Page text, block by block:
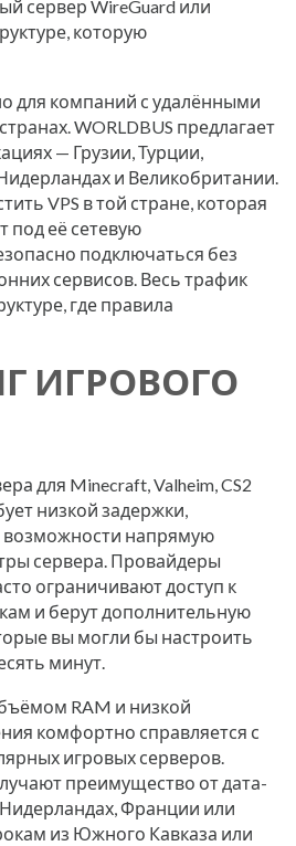
сервер WireGuard или
которую
для компаний с удалёнными
WORLDBUS предлагает
— Грузии, Турции,
и Великобритании.
VPS в той стране, которая
под её сетевую
подключаться без
сервисов. Весь трафик
где правила
ИГРОВОГО
для Minecraft, Valheim, CS2
низкой задержки,
возможности напрямую
сервера. Провайдеры
ограничивают доступ к
и берут дополнительную
вы могли бы настроить
минут.
RAM и низкой
комфортно справляется с
игровых серверов.
преимущество от дата-
Франции или
из Южного Кавказа или